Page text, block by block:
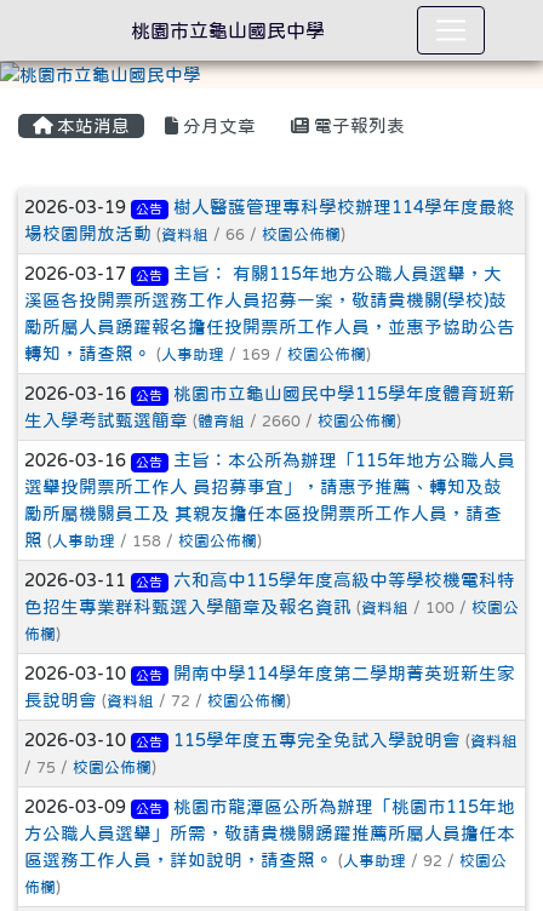
本站消息 分月文章 電子報列表
文章列表
2026-03-19 公告
樹人醫護管理專科學校辦理114學年度最終
場校園開放活動 (資料組 / 66 / 校園公佈欄 )
2026-03-17 公告
主旨： 有關115年地方公職人員選舉，大
溪區各投開票所選務工作人員招募一案，敬請貴機關(學校)鼓
勵所屬人員踴躍報名擔任投開票所工作人員，並惠予協助公告
轉知，請查照。
( 人事助理 / 169 / 校園公佈欄 )
2026-03-16 公告
桃園市立龜山國民中學115學年度體育班新
生入學考試甄選簡章 (體育組 / 2660 / 校園公佈欄 )
2026-03-16 公告
主旨：本公所為辦理「115年地方公職人員
選舉投開票所工作人 員招募事宜」，請惠予推薦、轉知及鼓
勵所屬機關員工及 其親友擔任本區投開票所工作人員，請查
照 ( 人事助理 / 158 / 校園公佈欄 )
2026-03-11 公告
六和高中115學年度高級中等學校機電科特
色招生專業群科甄選入學簡章及報名資訊 (資料組 / 100 / 校園公
佈欄 )
2026-03-10 公告
開南中學114學年度第二學期菁英班新生家
長說明會 (資料組 / 72 / 校園公佈欄 )
2026-03-10 公告 115學年度五專完全免試入學說明會 (資料組
/ 75 / 校園公佈欄 )
2026-03-09 公告
桃園市龍潭區公所為辦理「桃園市115年地
方公職人員選舉」所需，敬請貴機關踴躍推薦所屬人員擔任本
區選務工作人員，詳如說明，請查照。
( 人事助理 / 92 / 校園公
佈欄 )
桃園市立龜山國民中學